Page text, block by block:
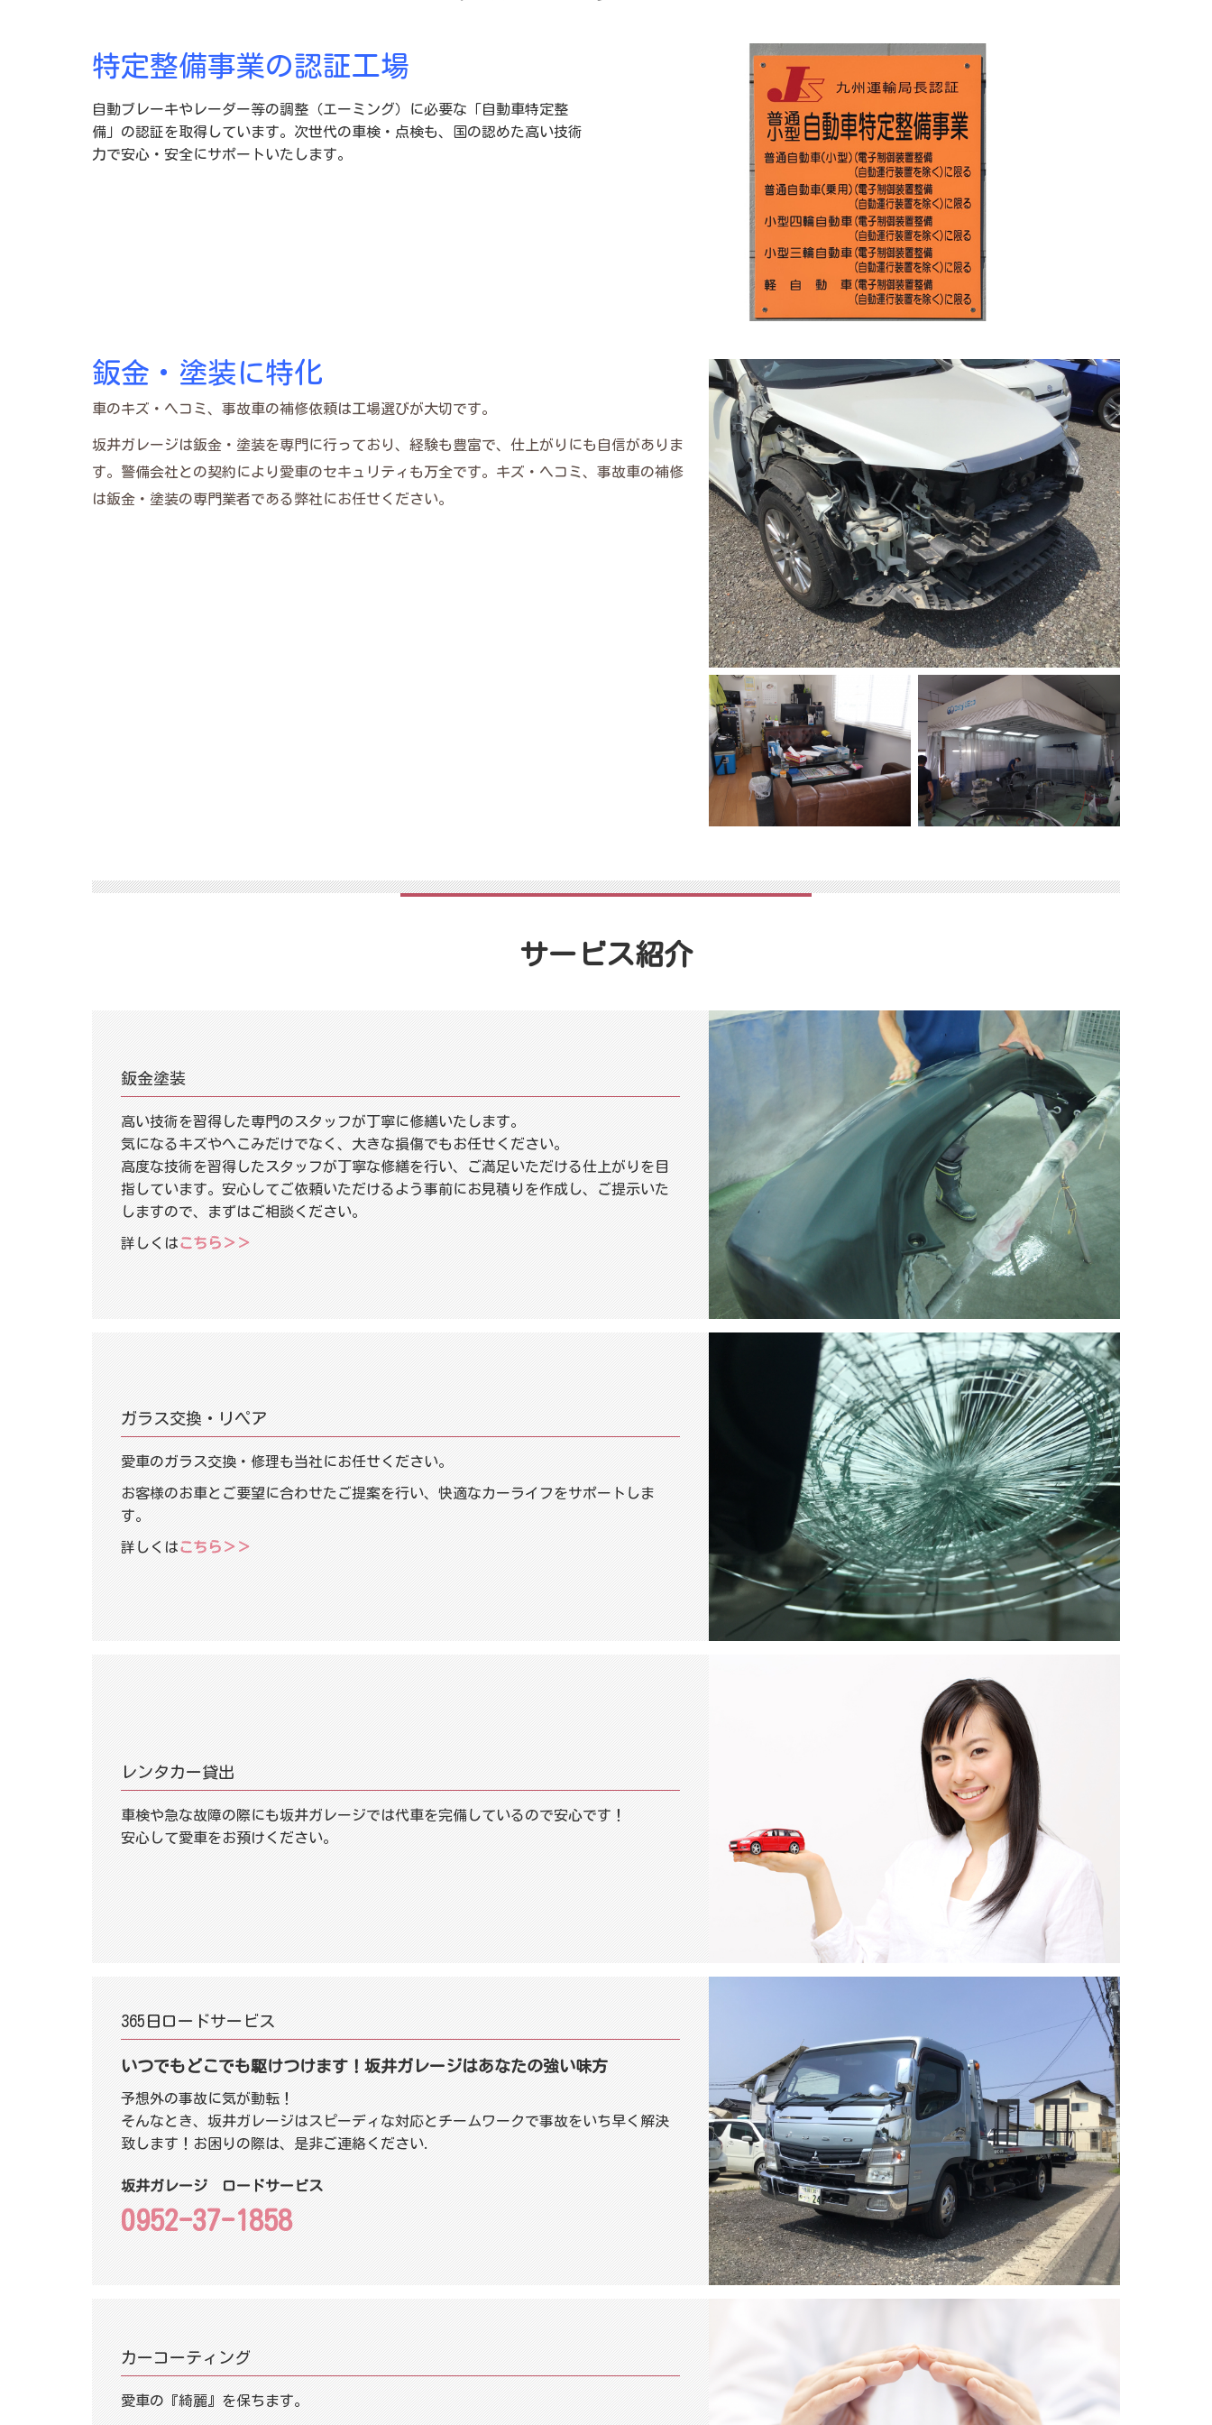
特定整備事業の認証工場
自動ブレーキやレーダー等の調整（エーミング）に必要な「自動車特定整
備」の認証を取得しています。次世代の車検・点検も、国の認めた高い技術
力で安心・安全にサポートいたします。
鈑金・塗装に特化
車のキズ・ヘコミ、事故車の補修依頼は工場選びが大切です。
坂井ガレージは鈑金・塗装を専門に行っており、経験も豊富で、仕上がりにも自信がありま
す。警備会社との契約により愛車のセキュリティも万全です。キズ・ヘコミ、事故車の補修
は鈑金・塗装の専門業者である弊社にお任せください。
サービス紹介
鈑金塗装
高い技術を習得した専門のスタッフが丁寧に修繕いたします。
気になるキズやへこみだけでなく、大きな損傷でもお任せください。
高度な技術を習得したスタッフが丁寧な修繕を行い、ご満足いただける仕上がりを目
指しています。安心してご依頼いただけるよう事前にお見積りを作成し、ご提示いた
しますので、まずはご相談ください。
詳しくはこちら＞＞
ガラス交換・リペア
愛車のガラス交換・修理も当社にお任せください。
お客様のお車とご要望に合わせたご提案を行い、快適なカーライフをサポートしま
す。
詳しくはこちら＞＞
レンタカー貸出
車検や急な故障の際にも坂井ガレージでは代車を完備しているので安心です！
安心して愛車をお預けください。
365日ロードサービス
いつでもどこでも駆けつけます！ 坂井ガレージはあなたの強い味方
予想外の事故に気が動転！
そんなとき、坂井ガレージはスピーディな対応とチームワークで事故をいち早く解決
致します！お困りの際は、是非ご連絡ください.
坂井ガレージ ロードサービス
0952-37-1858
カーコーティング
愛車の『綺麗』を保ちます。